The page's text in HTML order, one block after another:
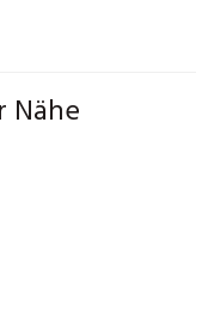
Nähe